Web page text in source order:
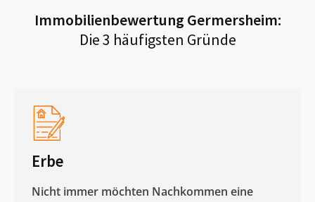
Immobilienbewertung Germersheim:
Die 3 häufigsten Gründe
Erbe
Nicht immer möchten Nachkommen eine